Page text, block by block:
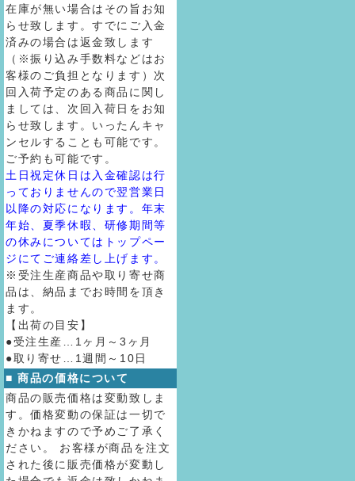
在庫が無い場合はその旨お知
らせ致します。すでにご入金
済みの場合は返金致します
（※振り込み手数料などはお
客様のご負担となります）次
回入荷予定のある商品に関し
ましては、次回入荷日をお知
らせ致します。いったんキャ
ンセルすることも可能です。
ご予約も可能です。
土日祝定休日は入金確認は行
っておりませんので翌営業日
以降の対応になります。年末
年始、夏季休暇、研修期間等
の休みについてはトップペー
ジにてご連絡差し上げます。
※受注生産商品や取り寄せ商
品は、納品までお時間を頂き
ます。
【出荷の目安】
●受注生産…1ヶ月～3ヶ月
●取り寄せ…1週間～10日
■ 商品の価格について
商品の販売価格は変動致しま
す。価格変動の保証は一切で
きかねますので予めご了承く
ださい。 お客様が商品を注文
された後に販売価格が変動し